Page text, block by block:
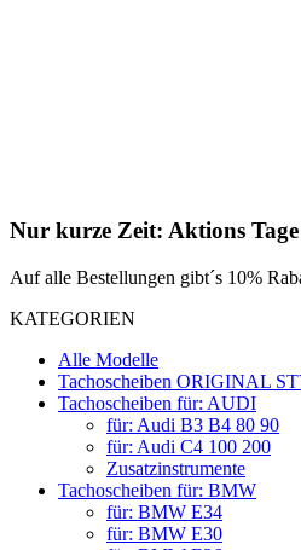
Nur kurze Zeit: Aktions
Auf alle Bestellungen gibt´s 10%
KATEGORIEN
Alle Modelle
Tachoscheiben ORIGINAL
Tachoscheiben für: AUDI
für: Audi B3 B4 80 90
für: Audi C4 100 200
Zusatzinstrumente
Tachoscheiben für: BMW
für: BMW E34
für: BMW E30